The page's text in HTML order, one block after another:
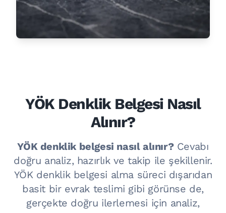
YÖK Denklik Belgesi Nasıl
Alınır?
YÖK denklik belgesi nasıl alınır?Cevabı
doğru analiz, hazırlık ve takip ile şekillenir.
YÖK denklik belgesi alma süreci dışarıdan
basit bir evrak teslimi gibi görünse de,
gerçekte doğru ilerlemesi için analiz,